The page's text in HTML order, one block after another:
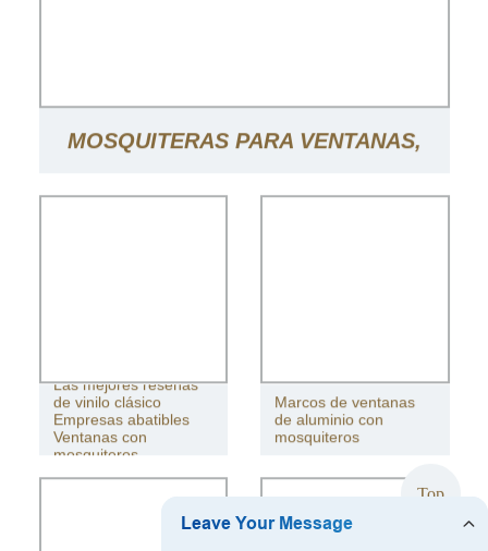
MOSQUITERAS PARA VENTANAS,
VENTANAS DIY
Las mejores reseñas
de vinilo clásico
Empresas abatibles
Ventanas con
mosquiteros
Marcos de ventanas
de aluminio con
mosquiteros
Top